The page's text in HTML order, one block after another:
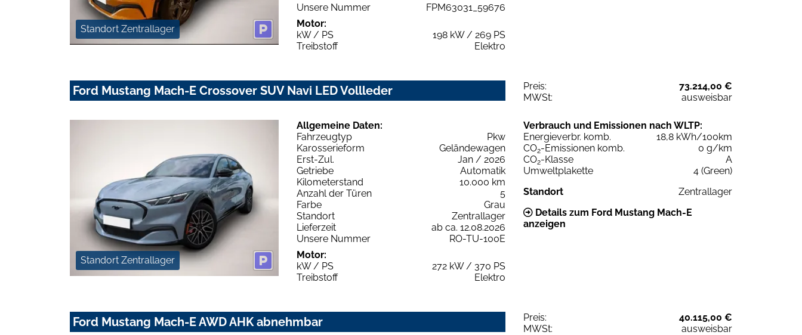
Standort Zentrallager
Unsere Nummer
FPM63031_59676
Motor:
kW / PS
198 kW / 269 PS
Treibstoff
Elektro
Ford Mustang Mach-E Crossover SUV Navi LED Vollleder Preis:
73.214,00 €
MWSt:
ausweisbar
Standort Zentrallager
Allgemeine Daten:
Fahrzeugtyp
Pkw
Karosserieform
Geländewagen
Erst-Zul.
Jan / 2026
Getriebe
Automatik
Kilometerstand
10.000 km
Anzahl der Türen
5
Farbe
Grau
Standort
Zentrallager
Lieferzeit
ab ca. 12.08.2026
Unsere Nummer
RO-TU-100E
Motor:
kW / PS
272 kW / 370 PS
Treibstoff
Elektro
Verbrauch und Emissionen nach WLTP:
Energieverbr. komb.
18,8 kWh/100km
CO2-Emissionen komb.
0 g/km
CO2-Klasse
A
Umweltplakette
4 (Green)
Standort
Zentrallager
Details zum Ford Mustang Mach-E
anzeigen
Ford Mustang Mach-E AWD AHK abnehmbar Preis:
40.115,00 €
MWSt:
ausweisbar